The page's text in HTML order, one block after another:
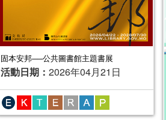
固本安邦──公共圖書館主題書展
活動日期： 2026年04月21日